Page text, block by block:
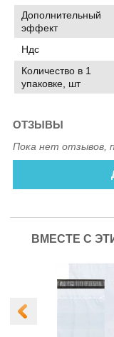
Дополнительный
эффект
Ндс
Количество в 1
упаковке, шт
ОТЗЫВЫ
Пока нет отзывов,
ВМЕСТЕ С